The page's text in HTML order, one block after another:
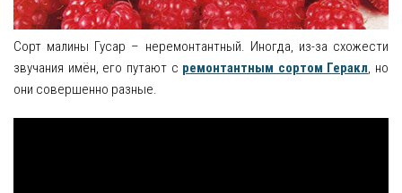
Малина
Фрукты
Груша
Ежевика
Сорт малины Гусар – неремонтантный. Иногда, из-за схожести
звучания имён, его путают с ремонтантным сортом Геракл, но
они совершенно разные.